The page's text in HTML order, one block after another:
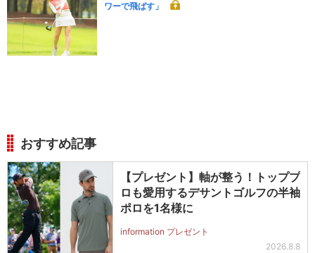
ワーで飛ばす」
おすすめ記事
【プレゼント】軸が整う！トッププ
ロも愛用するデサントゴルフの半袖
ポロを1名様に
information プレゼント
2026.8.8